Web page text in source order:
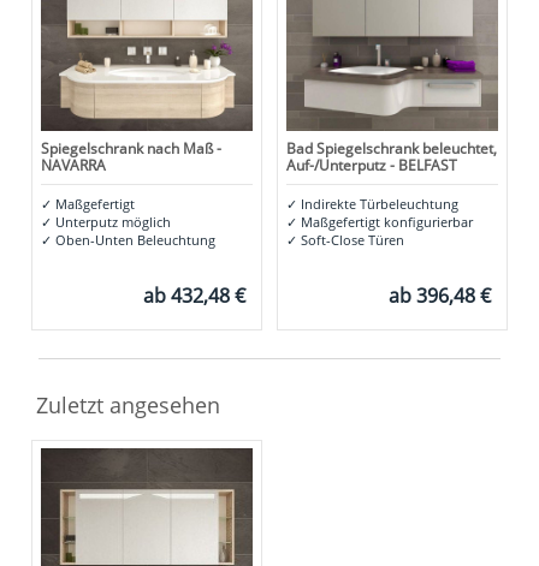
Spiegelschrank nach Maß -
NAVARRA
✓ Maßgefertigt
✓ Unterputz möglich
✓ Oben-Unten Beleuchtung
ab432,48 €
Bad Spiegelschrank beleuchtet,
Auf-/Unterputz - BELFAST
✓ Indirekte Türbeleuchtung
✓ Maßgefertigt konfigurierbar
✓ Soft-Close Türen
ab396,48 €
Zuletzt angesehen